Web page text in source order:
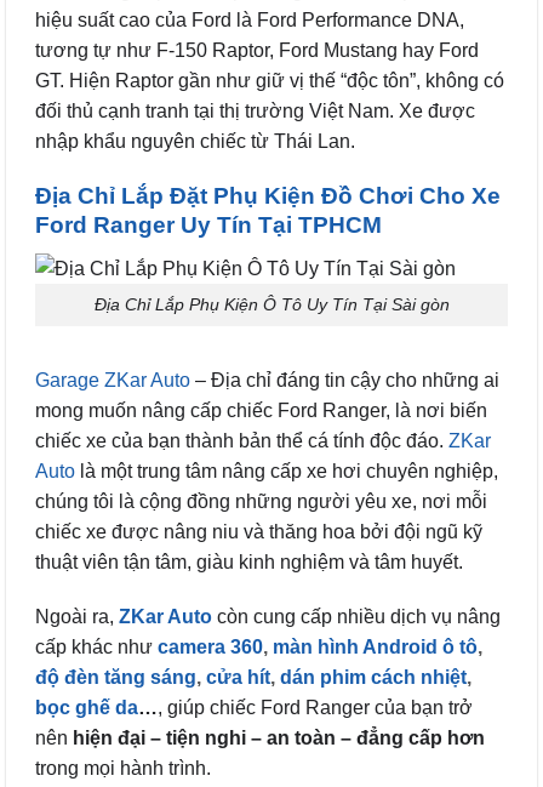
hiệu suất cao của Ford là Ford Performance DNA,
tương tự như F-150 Raptor, Ford Mustang hay Ford
GT. Hiện Raptor gần như giữ vị thế “độc tôn”, không có
đối thủ cạnh tranh tại thị trường Việt Nam. Xe được
nhập khẩu nguyên chiếc từ Thái Lan.
Địa Chỉ Lắp Đặt Phụ Kiện Đồ Chơi Cho Xe
Ford Ranger Uy Tín Tại TPHCM
Địa Chỉ Lắp Phụ Kiện Ô Tô Uy Tín Tại Sài gòn
Garage ZKar Auto – Địa chỉ đáng tin cậy cho những ai
mong muốn nâng cấp chiếc Ford Ranger, là nơi biến
chiếc xe của bạn thành bản thể cá tính độc đáo. ZKar
Auto là một trung tâm nâng cấp xe hơi chuyên nghiệp,
chúng tôi là cộng đồng những người yêu xe, nơi mỗi
chiếc xe được nâng niu và thăng hoa bởi đội ngũ kỹ
thuật viên tận tâm, giàu kinh nghiệm và tâm huyết.
Ngoài ra, ZKar Auto còn cung cấp nhiều dịch vụ nâng
cấp khác như camera 360, màn hình Android ô tô,
độ đèn tăng sáng, cửa hít, dán phim cách nhiệt,
bọc ghế da…, giúp chiếc Ford Ranger của bạn trở
nên hiện đại – tiện nghi – an toàn – đẳng cấp hơn
trong mọi hành trình.